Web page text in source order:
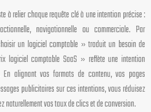
à relier chaque requête clé à une intention précise :
navigationnelle ou commerciale. Par
un logiciel comptable » traduit un besoin de
logiciel comptable SaaS » reflète une intention
En alignant vos formats de contenu, vos pages
publicitaires sur ces intentions, vous réduisez
naturellement vos taux de clics et de conversion.